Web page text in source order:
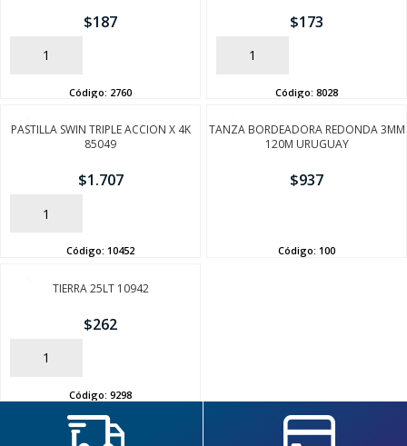
$187
AÑADIR
Código: 2760
$173
AÑADIR
Código: 8028
PASTILLA SWIN TRIPLE ACCION X 4K
85049
$1.707
AÑADIR
Código: 10452
TANZA BORDEADORA REDONDA 3MM
120M URUGUAY
$937
Código: 100
TIERRA 25LT 10942
$262
AÑADIR
Código: 9298